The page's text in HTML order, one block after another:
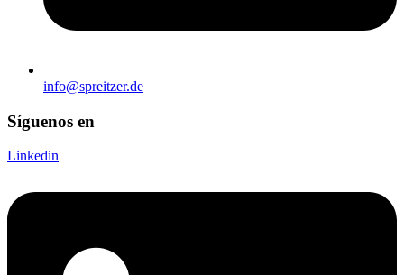
info@spreitzer.de
Síguenos en
Linkedin